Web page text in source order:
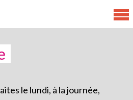
le lundi, à la journée,